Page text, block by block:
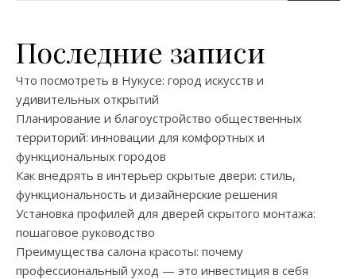
Последние записи
Что посмотреть в Нукусе: город искусств и
удивительных открытий
Планирование и благоустройство общественных
территорий: инновации для комфортных и
функциональных городов
Как внедрять в интерьер скрытые двери: стиль,
функциональность и дизайнерские решения
Установка профилей для дверей скрытого монтажа:
пошаговое руководство
Преимущества салона красоты: почему
профессиональный уход — это инвестиция в себя